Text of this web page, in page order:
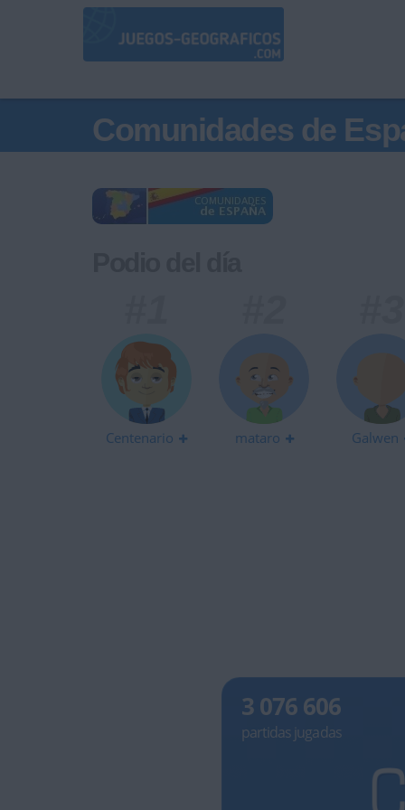
Comunidades de
Centenario mataro Galwen
3 076 606
partidas jugadas